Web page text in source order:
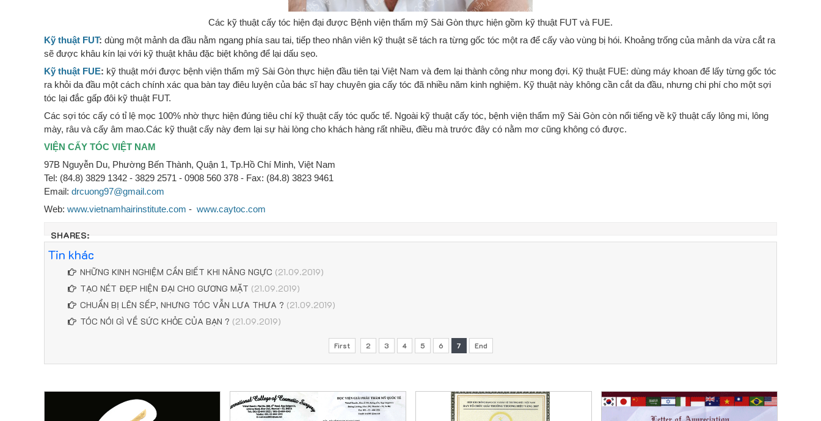
Các kỹ thuật cấy tóc hiện đại được Bệnh viện thẩm mỹ Sài Gòn thực hiện gồm kỹ thuật FUT và FUE.
Kỹ thuật FUT: dùng một mảnh da đầu nằm ngang phía sau tai, tiếp theo nhân viên kỹ thuật sẽ tách ra từng gốc tóc một ra để cấy vào vùng bị hói. Khoảng trống của mảnh da vừa cắt ra
sẽ được khâu kín lại với kỹ thuật khâu đặc biệt không để lại dấu sẹo.
Kỹ thuật FUE: kỹ thuật mới được bệnh viện thẩm mỹ Sài Gòn thực hiện đầu tiên tại Việt Nam và đem lại thành công như mong đợi. Kỹ thuật FUE: dùng máy khoan để lấy từng gốc tóc
ra khỏi da đầu một cách chính xác qua bàn tay điêu luyện của bác sĩ hay chuyên gia cấy tóc đã nhiều năm kinh nghiệm. Kỹ thuật này không cần cắt da đầu, nhưng chi phí cho một sợi
tóc lại đắc gấp đôi kỹ thuật FUT.
Các sợi tóc cấy có tỉ lệ mọc 100% nhờ thực hiện đúng tiêu chí kỹ thuật cấy tóc quốc tế. Ngoài kỹ thuật cấy tóc, bệnh viện thẩm mỹ Sài Gòn còn nổi tiếng về kỹ thuật cấy lông mi, lông
mày, râu và cấy âm mao.Các kỹ thuật cấy này đem lại sự hài lòng cho khách hàng rất nhiều, điều mà trước đây có nằm mơ cũng không có được.
VIỆN CẤY TÓC VIỆT NAM
97B Nguyễn Du, Phường Bến Thành, Quận 1, Tp.Hồ Chí Minh, Việt Nam
Tel: (84.8) 3829 1342 - 3829 2571 - 0908 560 378 - Fax: (84.8) 3823 9461
Email: drcuong97@gmail.com
Web: www.vietnamhairinstitute.com - www.caytoc.com
SHARES:
Tin khác
NHỮNG KINH NGHIỆM CẦN BIẾT KHI NÂNG NGỰC (21.09.2019)
TẠO NÉT ĐẸP HIỆN ĐẠI CHO GƯƠNG MẶT (21.09.2019)
CHUẨN BỊ LÊN SẾP, NHƯNG TÓC VẪN LƯA THƯA ? (21.09.2019)
TÓC NÓI GÌ VỀ SỨC KHỎE CỦA BẠN ? (21.09.2019)
First 2 3 4 5 6 7 End